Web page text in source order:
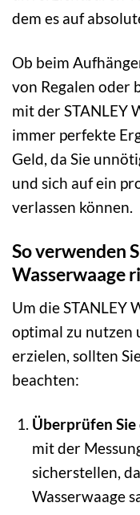
dem es auf
Ob beim
von Regalen oder
mit der STANLEY
immer perfekte
Geld, da Sie
und sich auf ein
verlassen können.
So verwenden
Wasserwaage
Um die STANLEY
optimal zu nutzen
erzielen, sollten
beachten:
Überprüfen Sie
mit der
sicherstellen,
Wasserwaage